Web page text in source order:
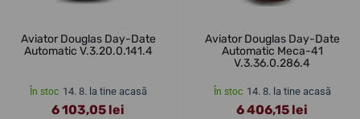
Aviator Douglas Day-Date
Automatic V.3.20.0.141.4
În stoc 14. 8. la tine acasă
6 103,05 lei
Aviator Douglas Day-Date
Automatic Meca-41
V.3.36.0.286.4
În stoc 14. 8. la tine acasă
6 406,15 lei